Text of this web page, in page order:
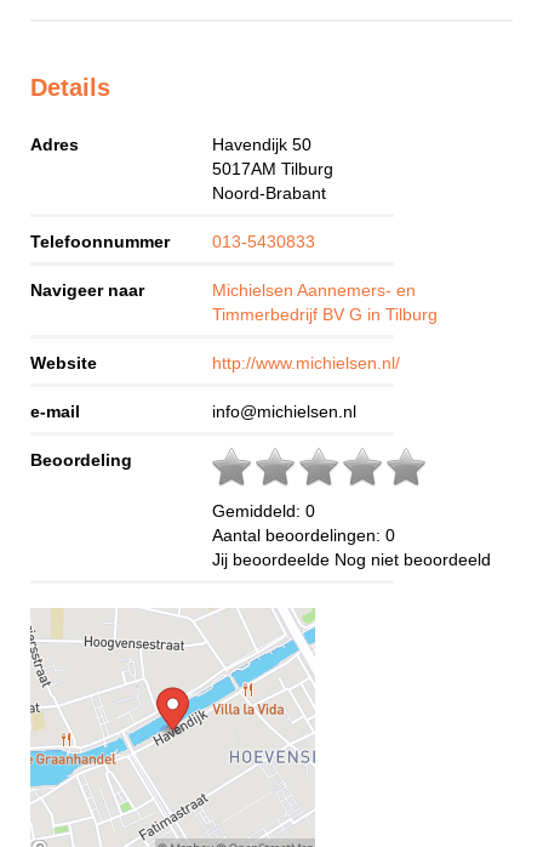
Details
Adres
Havendijk 50
5017AM Tilburg
Noord-Brabant
Telefoonnummer 013-5430833
Navigeer naar
Michielsen Aannemers- en
Timmerbedrijf BV G in Tilburg
Website http://www.michielsen.nl/
e-mail info@michielsen.nl
Beoordeling
Gemiddeld: 0
Aantal beoordelingen: 0
Jij beoordeelde Nog niet beoordeeld